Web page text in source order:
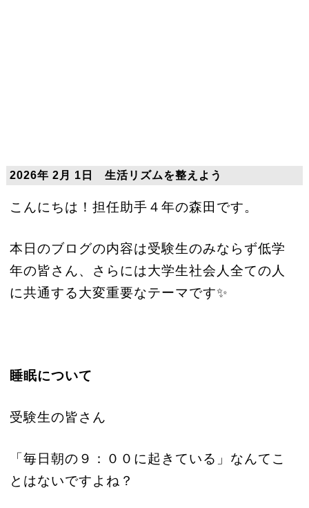
2026年 2月 1日 生活リズムを整えよう
こんにちは！担任助手４年の森田です。
本日のブログの内容は受験生のみならず低学
年の皆さん、さらには大学生社会人全ての人
に共通する大変重要なテーマです✨
睡眠について
受験生の皆さん
「毎日朝の９：００に起きている」なんてこ
とはないですよね？